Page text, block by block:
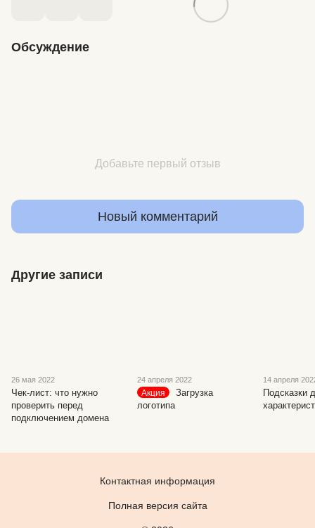
Обсуждение
Добавьте первый отзыв
Новый комментарий
Другие записи
26 мая 2022
Чек-лист: что нужно
проверить перед
подключением домена
24 апреля 2022
Акция
Загрузка
логотипа
14 апреля
Подсказки
Контактная информация
Полная версия сайта